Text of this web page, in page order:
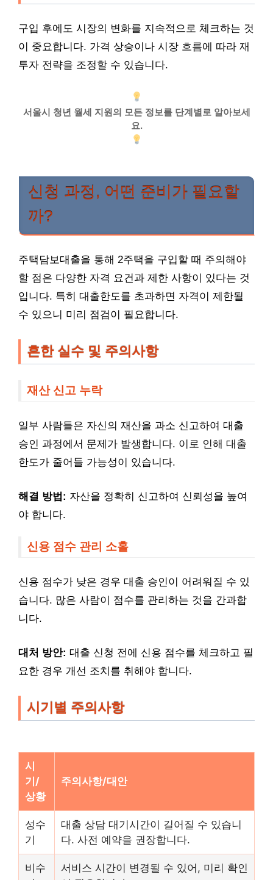
구입 후에도 시장의 변화를 지속적으로 체크하는 것
이 중요합니다. 가격 상승이나 시장 흐름에 따라 재
투자 전략을 조정할 수 있습니다.
서울시 청년 월세 지원의 모든 정보를 단계별로 알아보세
요.
신청 과정, 어떤 준비가 필요할
까?
주택담보대출을 통해 2주택을 구입할 때 주의해야
할 점은 다양한 자격 요건과 제한 사항이 있다는 것
입니다. 특히 대출한도를 초과하면 자격이 제한될
수 있으니 미리 점검이 필요합니다.
흔한 실수 및 주의사항
재산 신고 누락
일부 사람들은 자신의 재산을 과소 신고하여 대출
승인 과정에서 문제가 발생합니다. 이로 인해 대출
한도가 줄어들 가능성이 있습니다.
해결 방법: 자산을 정확히 신고하여 신뢰성을 높여
야 합니다.
신용 점수 관리 소홀
신용 점수가 낮은 경우 대출 승인이 어려워질 수 있
습니다. 많은 사람이 점수를 관리하는 것을 간과합
니다.
대처 방안: 대출 신청 전에 신용 점수를 체크하고 필
요한 경우 개선 조치를 취해야 합니다.
시기별 주의사항
시
기/
상황
주의사항/대안
성수
기
대출 상담 대기시간이 길어질 수 있습니
다. 사전 예약을 권장합니다.
비수
서비스 시간이 변경될 수 있어, 미리 확인